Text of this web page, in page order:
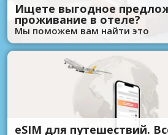
Ищете выгодное
проживание в отеле?
Мы поможем вам найти это
eSIM для путешествий.